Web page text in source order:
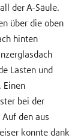
der A-Säule.
über die oben
hinten
Lasten und
Einen
bei der
Auf den aus
konnte dank